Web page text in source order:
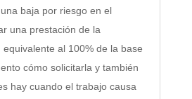
baja por riesgo en el
una prestación de la
equivalente al 100% de la base
cómo solicitarla y también
hay cuando el trabajo causa